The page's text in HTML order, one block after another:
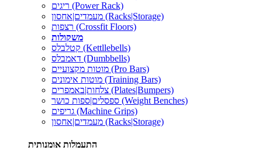
ריגים (Power Rack)
מעמדים|אחסון (Racks|Storage)
רצפות (Crossfit Floors)
משקולות
קטלבלס (Kettllebells)
דאמבלס (Dumbbells)
מוטות מקצועיים (Pro Bars)
מוטות אימונים (Training Bars)
צלחות|באמפרים (Plates|Bumpers)
ספסלים|ספות כושר (Weight Benches)
גריפים (Machine Grips)
מעמדים|אחסון (Racks|Storage)
התעמלות אומנותית